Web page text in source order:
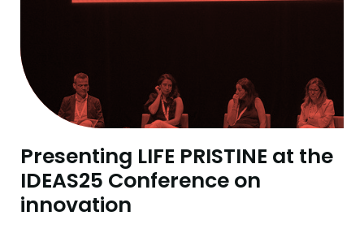
Presenting LIFE PRISTINE at the
IDEAS25 Conference on
innovation